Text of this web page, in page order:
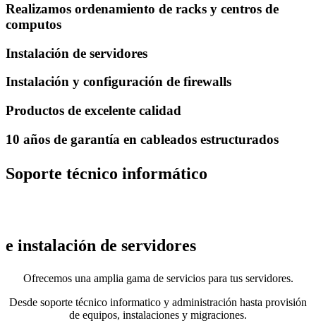
Realizamos ordenamiento de racks y centros de
computos​​
Instalación de servidores
Instalación y configuración de firewalls
Productos de excelente calidad​
10 años de garantía en cableados estructurados
Soporte técnico informático
e instalación de servidores
Ofrecemos una amplia gama de servicios para tus servidores.
Desde soporte técnico informatico y administración hasta provisión
de equipos, instalaciones y migraciones.